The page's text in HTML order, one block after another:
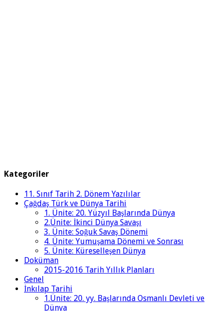
Kategoriler
11. Sınıf Tarih 2. Dönem Yazılılar
Çağdaş Türk ve Dünya Tarihi
1. Ünite: 20. Yüzyıl Başlarında Dünya
2.Ünite: İkinci Dünya Savaşı
3. Ünite: Soğuk Savaş Dönemi
4. Ünite: Yumuşama Dönemi ve Sonrası
5. Ünite: Küreselleşen Dünya
Doküman
2015-2016 Tarih Yıllık Planları
Genel
İnkılap Tarihi
1.Ünite: 20. yy. Başlarında Osmanlı Devleti ve
Dünya